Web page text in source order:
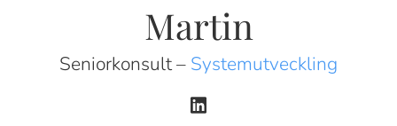
Martin
Seniorkonsult – Systemutveckling